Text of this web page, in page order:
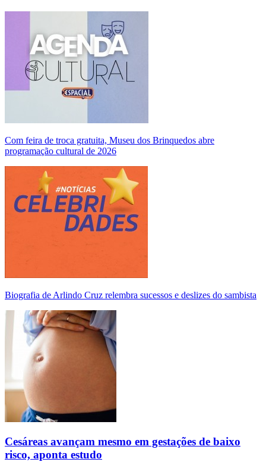
Com feira de troca gratuita, Museu dos Brinquedos abre
programação cultural de 2026
Biografia de Arlindo Cruz relembra sucessos e deslizes do sambista
Cesáreas avançam mesmo em gestações de baixo
risco, aponta estudo